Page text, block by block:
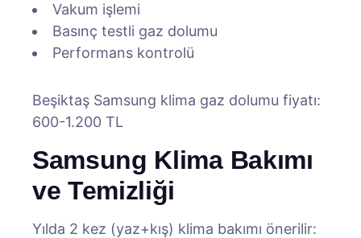
Vakum işlemi
Basınç testli gaz dolumu
Performans kontrolü
Beşiktaş Samsung klima gaz dolumu fiyatı:
600-1.200 TL
Samsung Klima Bakımı
ve Temizliği
Yılda 2 kez (yaz+kış) klima bakımı önerilir: